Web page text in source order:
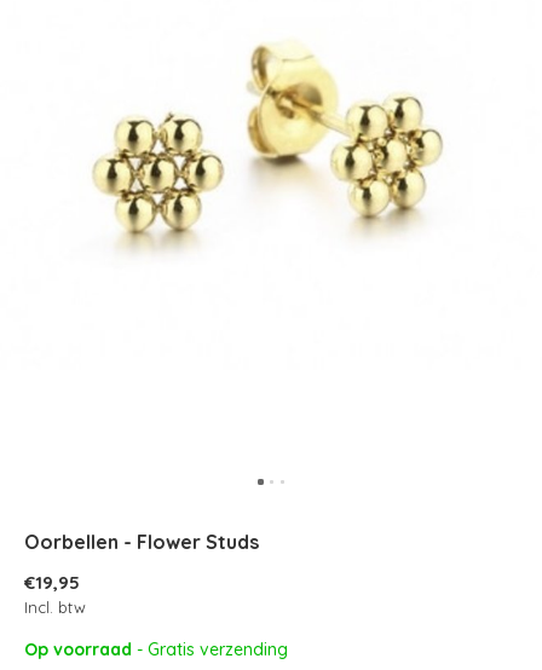
Oorbellen - Flower Studs
€19,95
Incl. btw
Op voorraad - Gratis verzending